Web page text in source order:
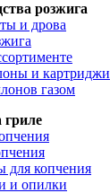
розжига
и дрова
и картриджи
газом
гриле
для копчения
и опилки